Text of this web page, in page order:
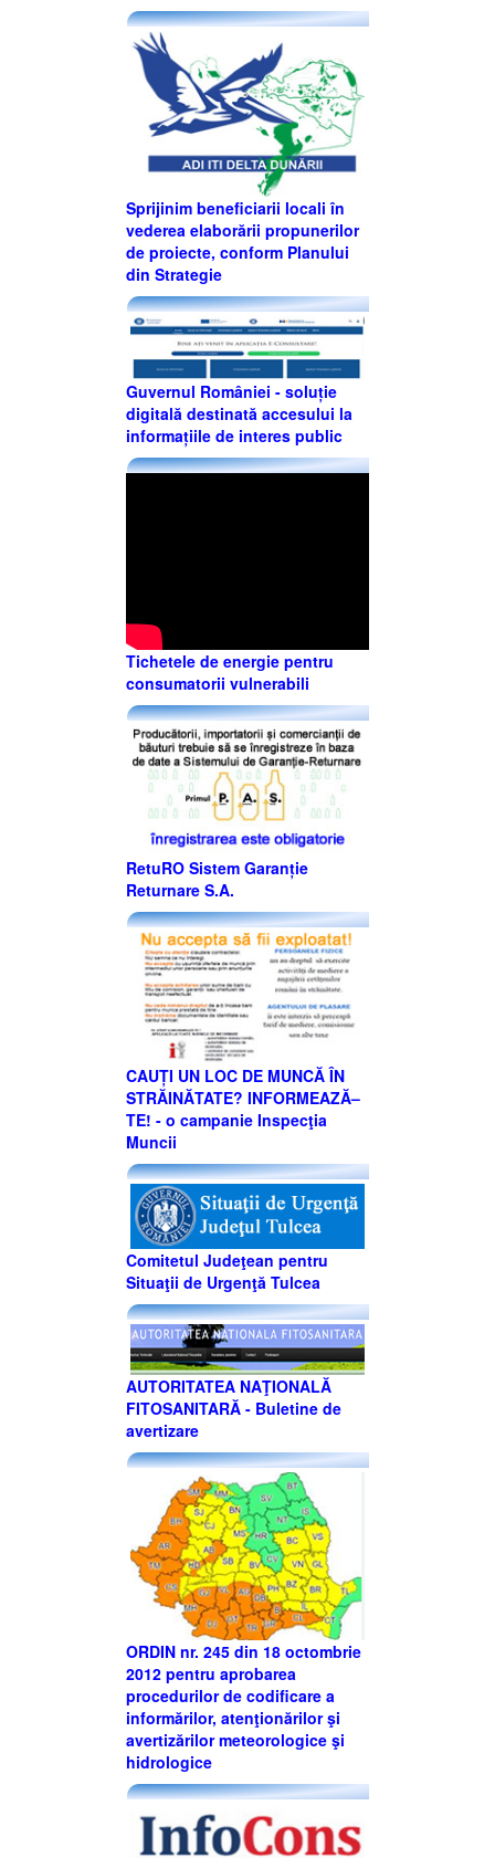
Sprijinim beneficiarii locali în
vederea elaborării propunerilor
de proiecte, conform Planului
din Strategie
Guvernul României - soluție
digitală destinată accesului la
informațiile de interes public
Tichetele de energie pentru
consumatorii vulnerabili
RetuRO Sistem Garanție
Returnare S.A.
CAUȚI UN LOC DE MUNCĂ ÎN
STRĂINĂTATE? INFORMEAZĂ–
TE! - o campanie Inspecţia
Muncii
Comitetul Judeţean pentru
Situaţii de Urgenţă Tulcea
AUTORITATEA NAŢIONALĂ
FITOSANITARĂ - Buletine de
avertizare
ORDIN nr. 245 din 18 octombrie
2012 pentru aprobarea
procedurilor de codificare a
informărilor, atenţionărilor şi
avertizărilor meteorologice şi
hidrologice